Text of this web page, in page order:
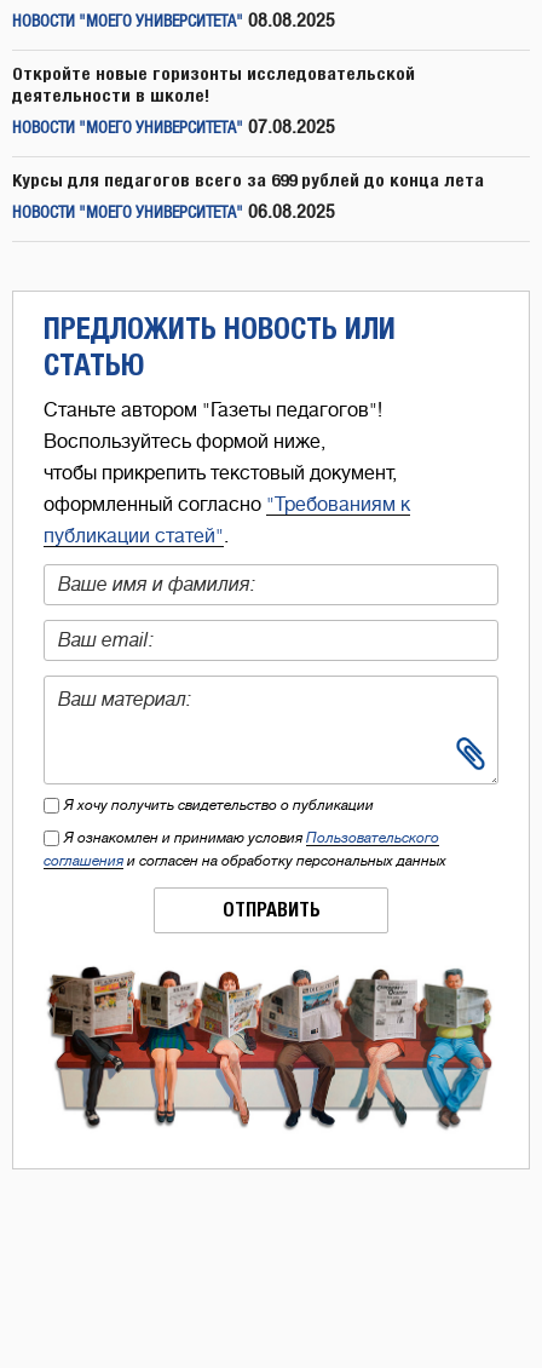
НОВОСТИ "МОЕГО УНИВЕРСИТЕТА" 08.08.2025
Откройте новые горизонты исследовательской
деятельности в школе!
НОВОСТИ "МОЕГО УНИВЕРСИТЕТА" 07.08.2025
Курсы для педагогов всего за 699 рублей до конца лета
НОВОСТИ "МОЕГО УНИВЕРСИТЕТА" 06.08.2025
ПРЕДЛОЖИТЬ НОВОСТЬ ИЛИ
СТАТЬЮ
Станьте автором "Газеты педагогов"!
Воспользуйтесь формой ниже,
чтобы прикрепить текстовый документ,
оформленный согласно "Требованиям к
публикации статей"
Я хочу получить свидетельство о публикации
Я ознакомлен и принимаю условия Пользовательского
соглашения и согласен на обработку персональных данных
ОТПРАВИТЬ